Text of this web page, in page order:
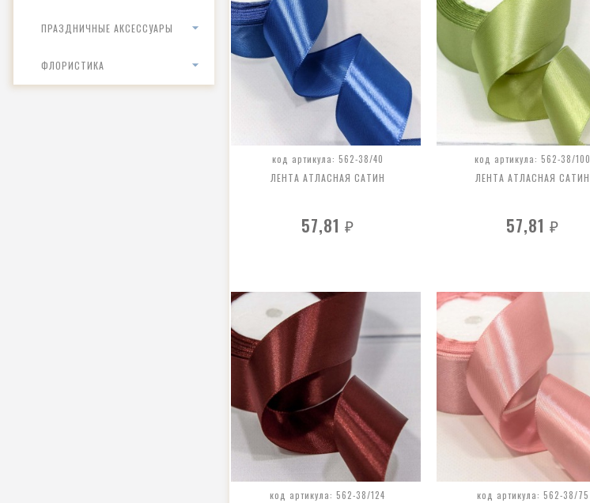
ПРАЗДНИЧНЫЕ АКСЕССУАРЫ
ФЛОРИСТИКА
код артикула: 562-38/40
ЛЕНТА АТЛАСНАЯ САТИН
57,81 ₽
код артикула: 562-38/100
ЛЕНТА АТЛАСНАЯ САТИН
57,81₽
код артикула: 562-38/124
код артикула: 562-38/75